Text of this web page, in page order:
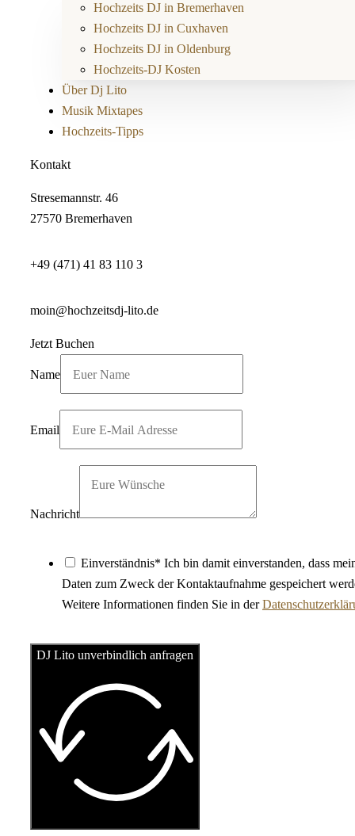
Hochzeits DJ in Bremerhaven
Hochzeits DJ in Cuxhaven
Hochzeits DJ in Oldenburg
Hochzeits-DJ Kosten
Über Dj Lito
Musik Mixtapes
Hochzeits-Tipps
Kontakt
Stresemannstr. 46
27570 Bremerhaven
+49 (471) 41 83 110 3
moin@hochzeitsdj-lito.de
Jetzt Buchen
Name
Email
Nachricht
Einverständnis* Ich bin damit einverstanden, dass
Daten zum Zweck der Kontaktaufnahme gespeichert
Weitere Informationen finden Sie in der
DJ Lito unverbindlich anfragen